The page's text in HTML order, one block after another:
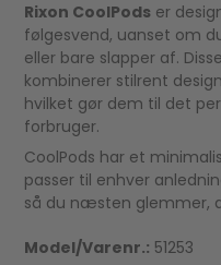
Rixon CoolPods er
følgesvend, uanset om
eller bare slapper af.
kombinerer stilrent
hvilket gør dem til det
forbruger.
CoolPods har et
passer til enhver
så du næsten glemmer,
Model/Varenr.: 51253